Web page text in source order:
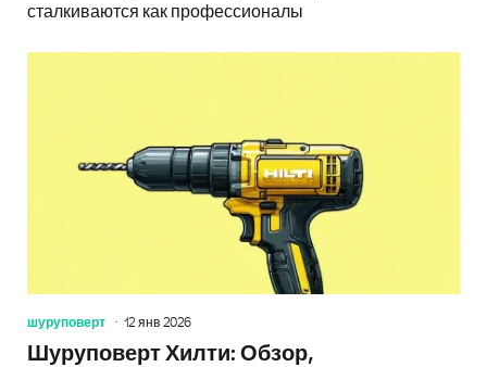
сталкиваются как профессионалы
шуруповерт 12 янв 2026
Шуруповерт Хилти: Обзор,